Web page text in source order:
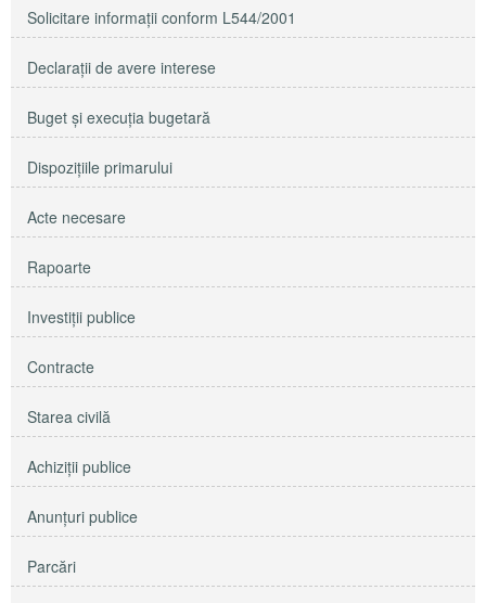
Solicitare informaţii conform L544/2001
Declaraţii de avere interese
Buget şi execuţia bugetară
Dispoziţiile primarului
Acte necesare
Rapoarte
Investiţii publice
Contracte
Starea civilă
Achiziţii publice
Anunţuri publice
Parcări